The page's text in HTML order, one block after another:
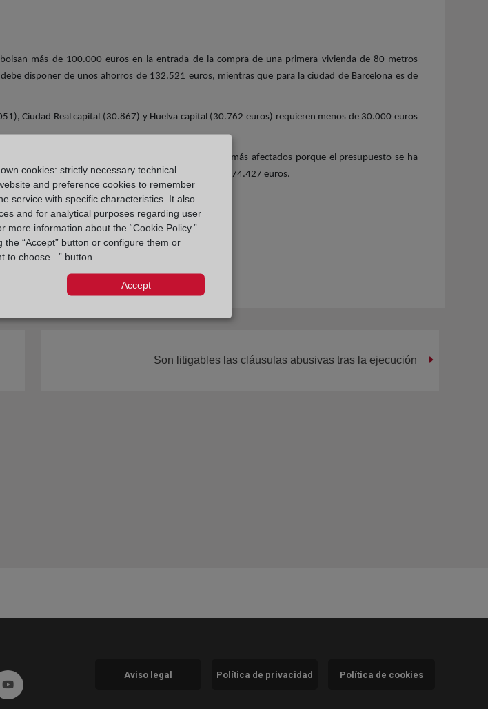
más de 100.000 euros en la entrada de la compra de una primera vivienda de 80 metros
disponer de unos ahorros de 132.521 euros, mientras que para la ciudad de Barcelona es de
Ciudad Real capital (30.867) y Huelva capital (30.762 euros) requieren menos de 30.000 euros
mano, los residentes de Palma de Mallorca son los más afectados porque el presupuesto se ha
47.088 euros, mientras que en 2021 se destina 74.427 euros.
Son litigables las cláusulas abusivas tras la ejecución
en ventana nueva)
(abre en ventana nueva)
Ir a YouTube (abre en ventana nueva)
Aviso legal Política de privacidad Política de cookies
cookies: strictly necessary technical
and preference cookies to remember
service with specific characteristics. It also
and for analytical purposes regarding user
more information about the “Cookie Policy.”
“Accept” button or configure them or
to choose...” button.
Accept